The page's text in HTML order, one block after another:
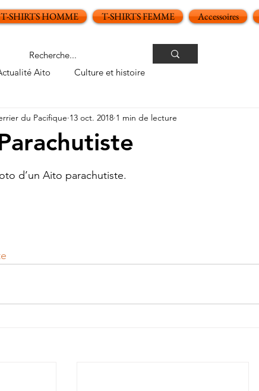
T-SHIRTS HOMME T-SHIRTS FEMME Accessoires
Aito Culture et histoire
du Pacifique 13 oct. 2018 1 min de lecture
étoiles sur 5.
d’un Aito parachutiste.